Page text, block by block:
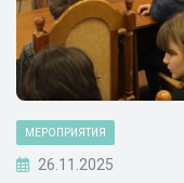
МЕРОПРИЯТИЯ
26.11.2025